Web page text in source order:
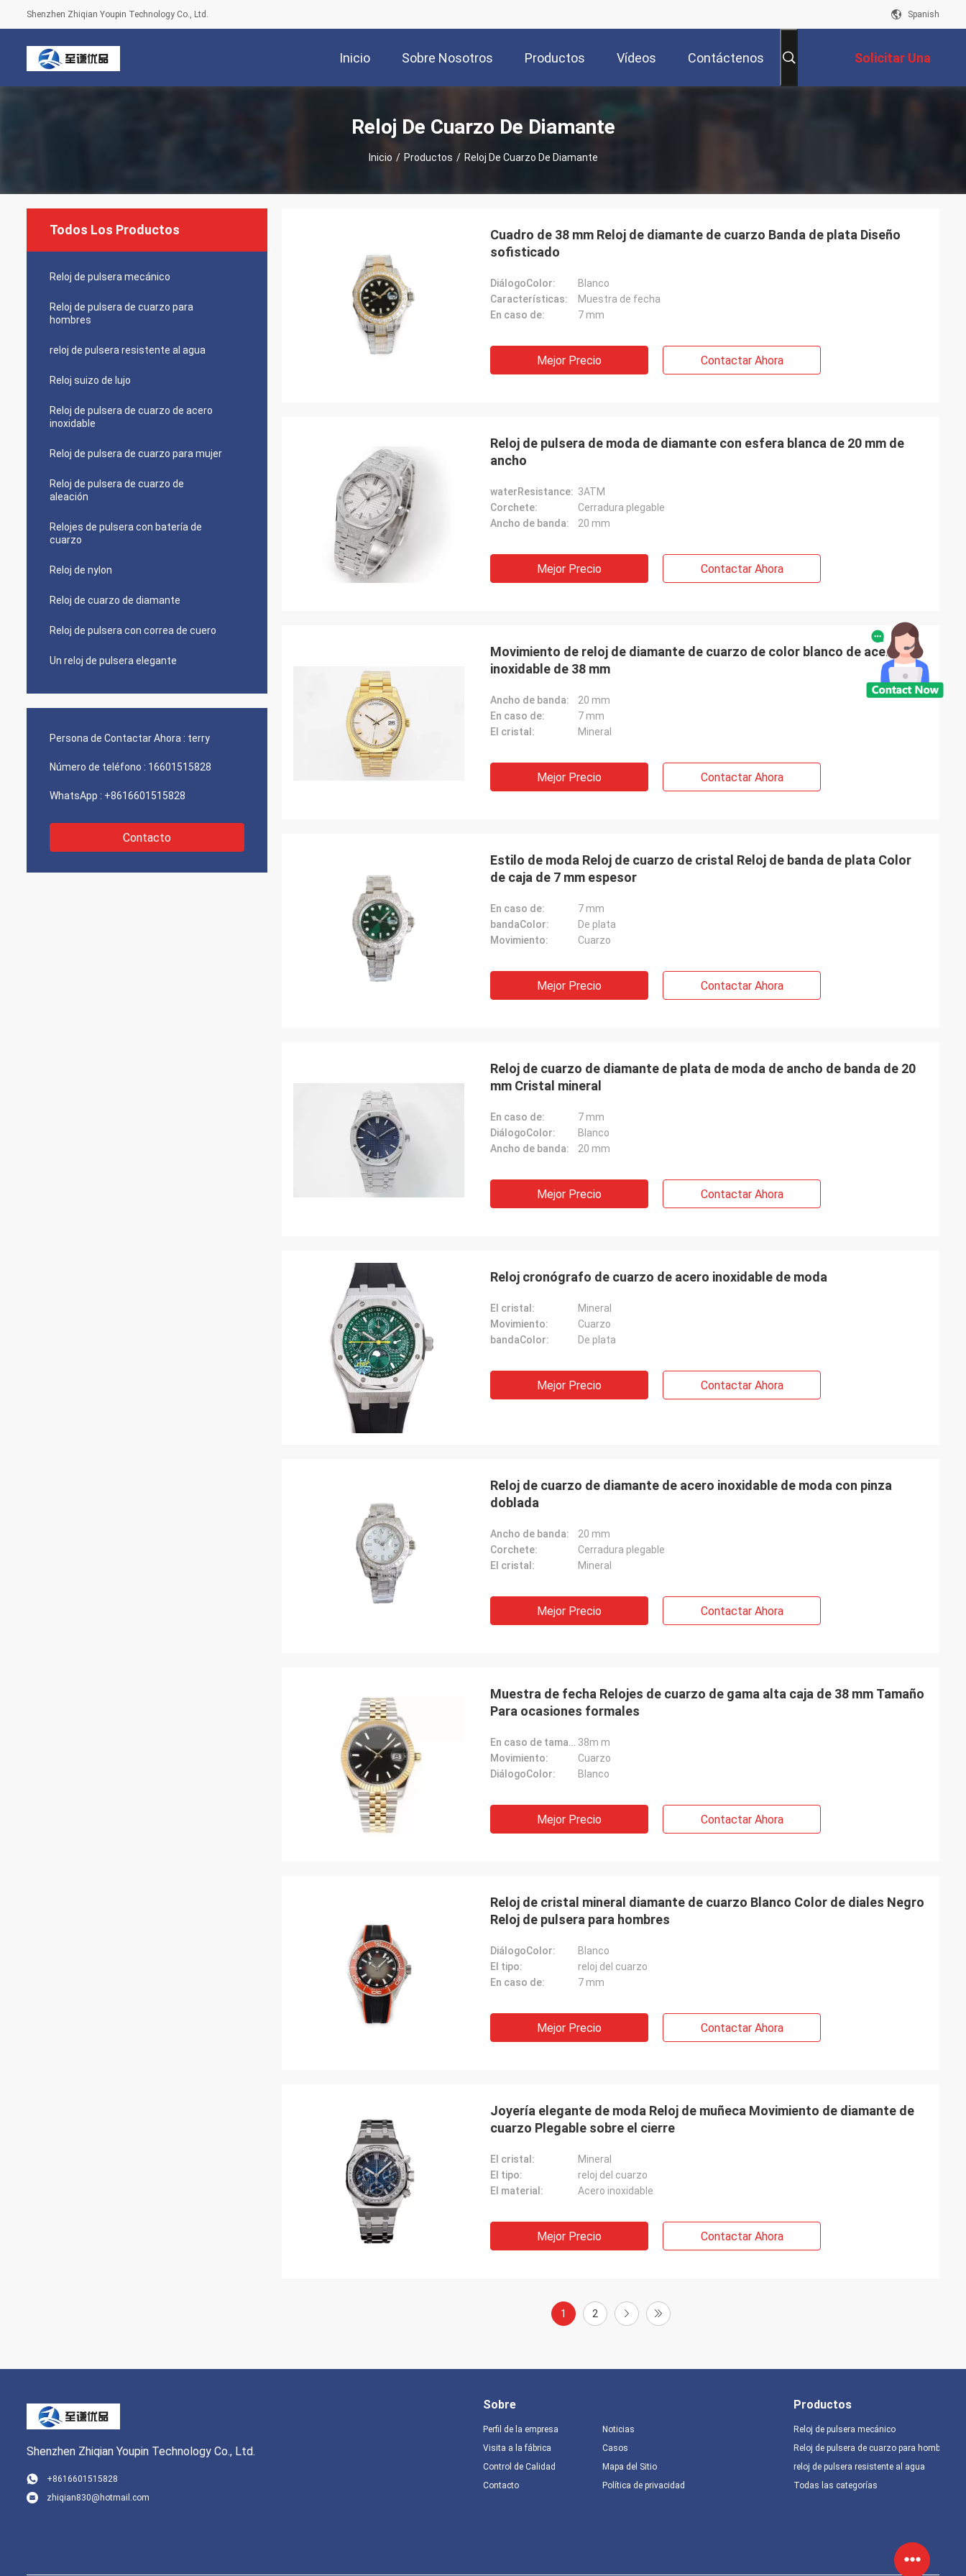
Shenzhen Zhiqian Youpin Technology Co., Ltd. Spanish
Inicio Sobre Nosotros Productos Vídeos Contáctenos Solicitar Una
Cotización
Reloj De Cuarzo De Diamante
Inicio / Productos / Reloj De Cuarzo De Diamante
Todos Los Productos
Reloj de pulsera mecánico
Reloj de pulsera de cuarzo para
hombres
reloj de pulsera resistente al agua
Reloj suizo de lujo
Reloj de pulsera de cuarzo de acero
inoxidable
Reloj de pulsera de cuarzo para mujer
Reloj de pulsera de cuarzo de
aleación
Relojes de pulsera con batería de
cuarzo
Reloj de nylon
Reloj de cuarzo de diamante
Reloj de pulsera con correa de cuero
Un reloj de pulsera elegante
Persona de Contactar Ahora : terry
Número de teléfono : 16601515828
WhatsApp : +8616601515828
Contacto
Cuadro de 38 mm Reloj de diamante de cuarzo Banda de plata Diseño
sofisticado
DiálogoColor:
Blanco
Características:
Muestra de fecha
En caso de:
7 mm
Mejor Precio Contactar Ahora
Reloj de pulsera de moda de diamante con esfera blanca de 20 mm de
ancho
waterResistance: 3ATM
Corchete:
Cerradura plegable
Ancho de banda:
20 mm
Mejor Precio Contactar Ahora
Movimiento de reloj de diamante de cuarzo de color blanco de acero
inoxidable de 38 mm
Ancho de banda:
20 mm
En caso de:
7 mm
El cristal:
Mineral
Mejor Precio Contactar Ahora
Estilo de moda Reloj de cuarzo de cristal Reloj de banda de plata Color
de caja de 7 mm espesor
En caso de:
7 mm
bandaColor:
De plata
Movimiento:
Cuarzo
Mejor Precio Contactar Ahora
Reloj de cuarzo de diamante de plata de moda de ancho de banda de 20
mm Cristal mineral
En caso de:
7 mm
DiálogoColor:
Blanco
Ancho de banda:
20 mm
Mejor Precio Contactar Ahora
Reloj cronógrafo de cuarzo de acero inoxidable de moda
El cristal:
Mineral
Movimiento:
Cuarzo
bandaColor:
De plata
Mejor Precio Contactar Ahora
Reloj de cuarzo de diamante de acero inoxidable de moda con pinza
doblada
Ancho de banda:
20 mm
Corchete:
Cerradura plegable
El cristal:
Mineral
Mejor Precio Contactar Ahora
Muestra de fecha Relojes de cuarzo de gama alta caja de 38 mm Tamaño
Para ocasiones formales
En caso de tamaño: 38m m
Movimiento:
Cuarzo
DiálogoColor:
Blanco
Mejor Precio Contactar Ahora
Reloj de cristal mineral diamante de cuarzo Blanco Color de diales Negro
Reloj de pulsera para hombres
DiálogoColor:
Blanco
El tipo:
reloj del cuarzo
En caso de:
7 mm
Mejor Precio Contactar Ahora
Joyería elegante de moda Reloj de muñeca Movimiento de diamante de
cuarzo Plegable sobre el cierre
El cristal:
Mineral
El tipo:
reloj del cuarzo
El material:
Acero inoxidable
Mejor Precio Contactar Ahora
1 2
Shenzhen Zhiqian Youpin Technology Co., Ltd.
+8616601515828
zhiqian830@hotmail.com
Sobre
Perfil de la empresa
Visita a la fábrica
Control de Calidad
Contacto
Noticias
Casos
Mapa del Sitio
Política de privacidad
Productos
Reloj de pulsera mecánico
Reloj de pulsera de cuarzo para hombres
reloj de pulsera resistente al agua
Todas las categorías